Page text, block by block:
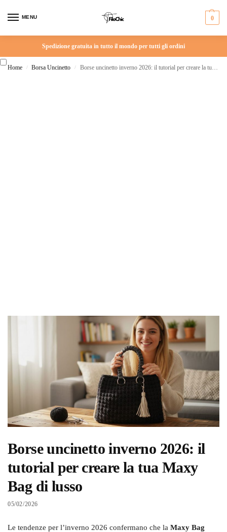
MENU 0
Spedizione gratuita in tutto il mondo per tutti gli ordini
Home / Borsa Uncinetto / Borse uncinetto inverno 2026: il tutorial per creare la tua Maxy Bag di lusso
Borse uncinetto inverno 2026: il
tutorial per creare la tua Maxy
Bag di lusso
05/02/2026
Le tendenze per l’inverno 2026 confermano che la Maxy Bag